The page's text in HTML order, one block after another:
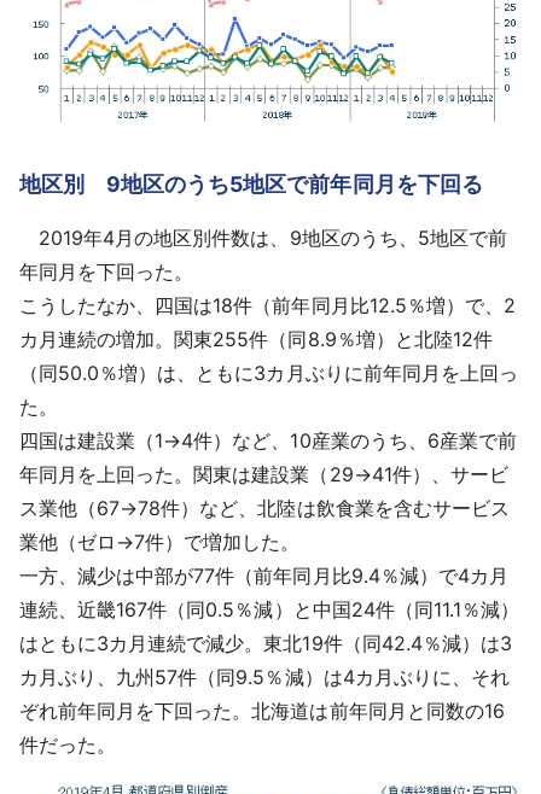
地区別 9地区のうち5地区で前年同月を下回る
2019年4月の地区別件数は、9地区のうち、5地区で前
年同月を下回った。
こうしたなか、四国は18件（前年同月比12.5％増）で、2
カ月連続の増加。関東255件（同8.9％増）と北陸12件
（同50.0％増）は、ともに3カ月ぶりに前年同月を上回っ
た。
四国は建設業（1→4件）など、10産業のうち、6産業で前
年同月を上回った。関東は建設業（29→41件）、サービ
ス業他（67→78件）など、北陸は飲食業を含むサービス
業他（ゼロ→7件）で増加した。
一方、減少は中部が77件（前年同月比9.4％減）で4カ月
連続、近畿167件（同0.5％減）と中国24件（同11.1％減）
はともに3カ月連続で減少。東北19件（同42.4％減）は3
カ月ぶり、九州57件（同9.5％減）は4カ月ぶりに、それ
ぞれ前年同月を下回った。北海道は前年同月と同数の16
件だった。